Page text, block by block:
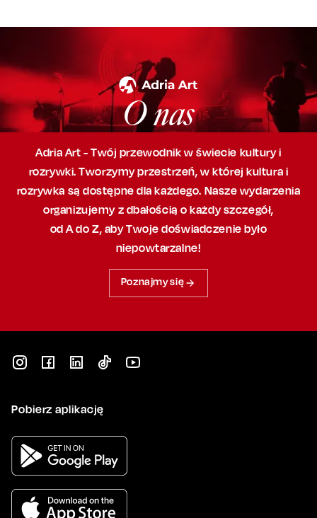
O nas
Adria Art - Twój przewodnik w świecie kultury i
rozrywki. Tworzymy przestrzeń,w której kultura i
rozrywka są dostępne dla każdego. Nasze wydarzenia
organizujemy z dbałością o każdy szczegół,
od A do Z, abyTwoje doświadczenie było
niepowtarzalne!
Poznajmy się
Pobierz aplikację